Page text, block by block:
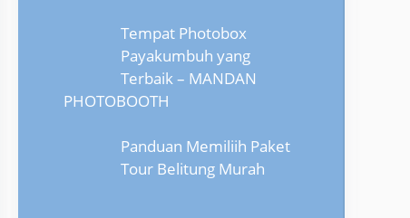
Tempat Photobox
Payakumbuh yang
Terbaik – MANDAN
PHOTOBOOTH
Panduan Memiliih Paket
Tour Belitung Murah